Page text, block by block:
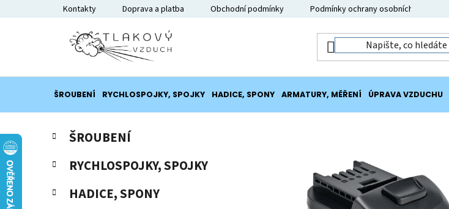
Kontakty Doprava a platba Obchodní podmínky Podmínky ochrany osobních údajů
ŠROUBENÍ RYCHLOSPOJKY, SPOJKY HADICE, SPONY ARMATURY, MĚŘENÍ ÚPRAVA VZDUCHU
P
s
r
Přeskočit
kategorie
K
a
t
e
o
ŠROUBENÍ
RYCHLOSPOJKY, SPOJKY
HADICE, SPONY